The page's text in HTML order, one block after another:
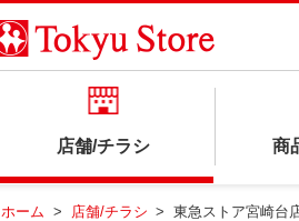
店舗/チラシ 商
ホーム > 店舗/チラシ > 東急ストア宮崎台